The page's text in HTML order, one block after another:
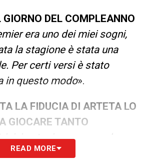
GIORNO DEL COMPLEANNO
era uno dei miei sogni,
la stagione è stata una
Per certi versi è stato
in questo modo».
LA FIDUCIA DI ARTETA LO
GIOCARE TANTO
inizio stagione non me lo
quando inizi a prenderci la
READ MORE